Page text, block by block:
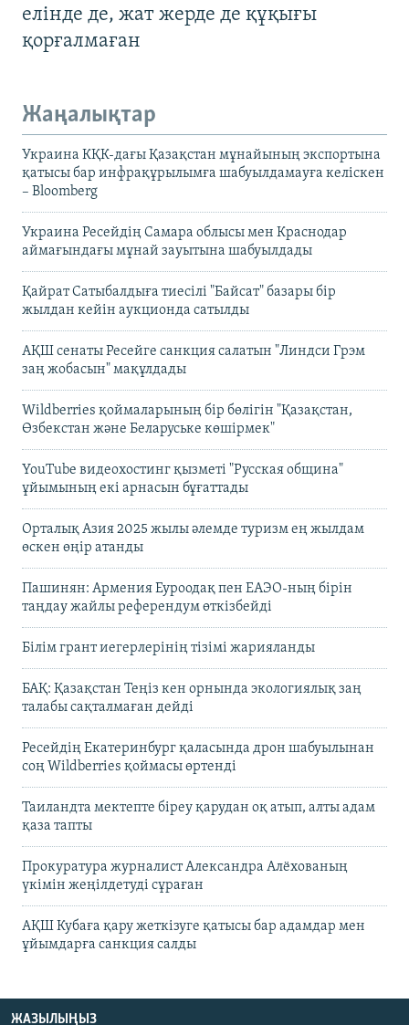
елінде де, жат жерде де құқығы
қорғалмаған
Жаңалықтар
Украина КҚК-дағы Қазақстан мұнайының экспортына
қатысы бар инфрақұрылымға шабуылдамауға келіскен
– Bloomberg
Украина Ресейдің Самара облысы мен Краснодар
аймағындағы мұнай зауытына шабуылдады
Қайрат Сатыбалдыға тиесілі "Байсат" базары бір
жылдан кейін аукционда сатылды
АҚШ сенаты Ресейге санкция салатын "Линдси Грэм
заң жобасын" мақұлдады
Wildberries қоймаларының бір бөлігін "Қазақстан,
Өзбекстан және Беларуське көшірмек"
YouTube видеохостинг қызметі "Русская община"
ұйымының екі арнасын бұғаттады
Орталық Азия 2025 жылы әлемде туризм ең жылдам
өскен өңір атанды
Пашинян: Армения Еуроодақ пен ЕАЭО-ның бірін
таңдау жайлы референдум өткізбейді
Білім грант иегерлерінің тізімі жарияланды
БАҚ: Қазақстан Теңіз кен орнында экологиялық заң
талабы сақталмаған дейді
Ресейдің Екатеринбург қаласында дрон шабуылынан
соң Wildberries қоймасы өртенді
Таиландта мектепте біреу қарудан оқ атып, алты адам
қаза тапты
Прокуратура журналист Александра Алёхованың
үкімін жеңілдетуді сұраған
АҚШ Кубаға қару жеткізуге қатысы бар адамдар мен
ұйымдарға санкция салды
ЖАЗЫЛЫҢЫЗ